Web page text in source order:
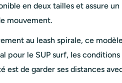
en deux tailles et assure
mouvement.
au leash spirale, ce
pour le SUP surf, les
est de garder ses distances